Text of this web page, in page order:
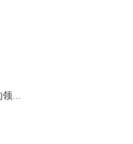
领...